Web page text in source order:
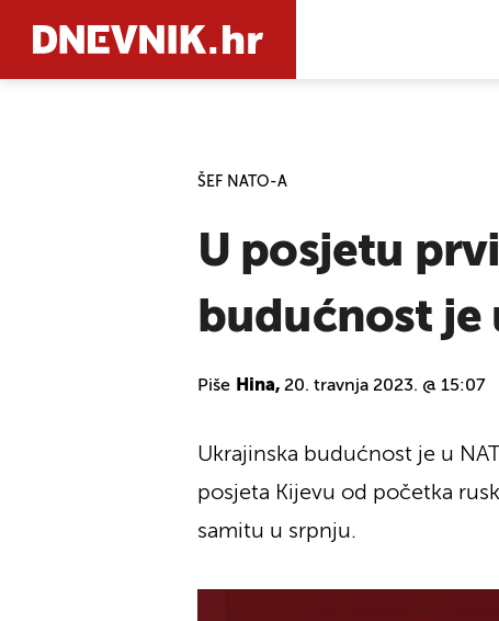
ŠEF NATO-A
U posjetu
budućnost je
Piše Hina, 20. travnja 2023. @ 15:07
Ukrajinska budućnost je u
posjeta Kijevu od početka
samitu u srpnju.